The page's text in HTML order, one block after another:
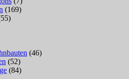
(169)
(46)
(52)
(84)